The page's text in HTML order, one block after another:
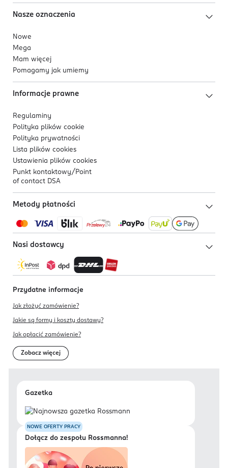
Nasze oznaczenia
Nowe
Mega
Mam więcej
Pomagamy jak umiemy
Informacje prawne
Regulaminy
Polityka plików cookie
Polityka prywatności
Lista plików cookies
Ustawienia plików cookies
Punkt kontaktowy/ Point
of contact DSA
Metody płatności
Nasi dostawcy
Przydatne informacje
Jak złożyć zamówienie?
Jakie są formy i koszty dostawy?
Jak opłacić zamówienie?
Zobacz więcej
Gazetka
NOWE OFERTY PRACY
Dołącz do zespołu Rossmanna!